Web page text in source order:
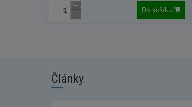
+
-
Do košíku
Články